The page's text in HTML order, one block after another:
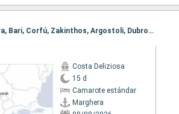
Itinerario : Marghera, Bari, Santoríni, Mykonos, Katakolon, Marghera, Bari, Corfú, Zakinthos, Argostoli, Dubrovnik, Split, Marghera
Costa Deliziosa
15 d
Camarote estándar
Marghera